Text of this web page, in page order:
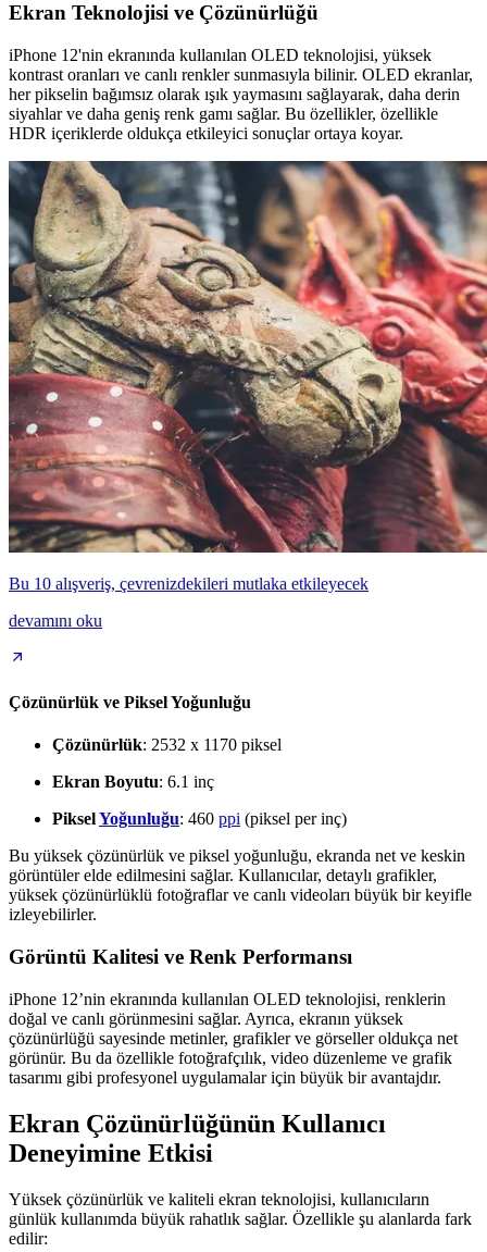
Ekran Teknolojisi ve Çözünürlüğü
iPhone 12'nin ekranında kullanılan OLED teknolojisi, yüksek
kontrast oranları ve canlı renkler sunmasıyla bilinir. OLED ekranlar,
her pikselin bağımsız olarak ışık yaymasını sağlayarak, daha derin
siyahlar ve daha geniş renk gamı sağlar. Bu özellikler, özellikle
HDR içeriklerde oldukça etkileyici sonuçlar ortaya koyar.
Bu 10 alışveriş, çevrenizdekileri mutlaka etkileyecek
devamını oku
Çözünürlük ve Piksel Yoğunluğu
Çözünürlük: 2532 x 1170 piksel
Ekran Boyutu: 6.1 inç
PikselYoğunluğu: 460 ppi (piksel per inç)
Bu yüksek çözünürlük ve piksel yoğunluğu, ekranda net ve keskin
görüntüler elde edilmesini sağlar. Kullanıcılar, detaylı grafikler,
yüksek çözünürlüklü fotoğraflar ve canlı videoları büyük bir keyifle
izleyebilirler.
Görüntü Kalitesi ve Renk Performansı
iPhone 12’nin ekranında kullanılan OLED teknolojisi, renklerin
doğal ve canlı görünmesini sağlar. Ayrıca, ekranın yüksek
çözünürlüğü sayesinde metinler, grafikler ve görseller oldukça net
görünür. Bu da özellikle fotoğrafçılık, video düzenleme ve grafik
tasarımı gibi profesyonel uygulamalar için büyük bir avantajdır.
Ekran Çözünürlüğünün Kullanıcı
Deneyimine Etkisi
Yüksek çözünürlük ve kaliteli ekran teknolojisi, kullanıcıların
günlük kullanımda büyük rahatlık sağlar. Özellikle şu alanlarda fark
edilir: